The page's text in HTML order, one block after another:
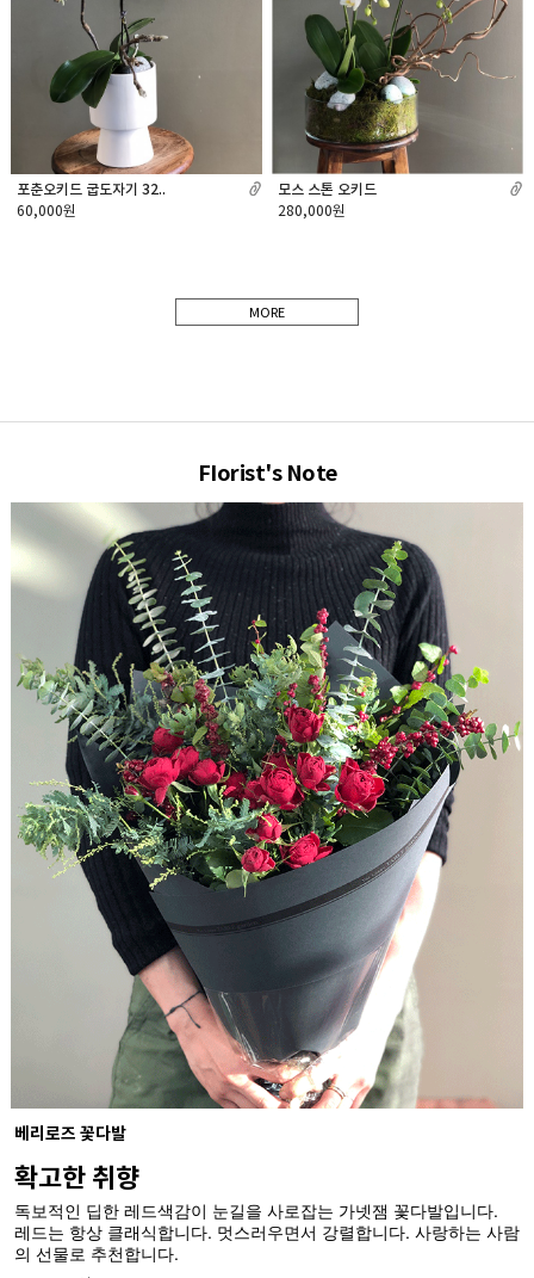
포춘오키드 굽도자기 32..
60,000원
모스 스톤 오키드
280,000원
MORE
FIorist's Note
베리로즈 꽃다발
확고한 취향
독보적인 딥한 레드색감이 눈길을 사로잡는 가넷잼 꽃다발입니다.
레드는 항상 클래식합니다. 멋스러우면서 강렬합니다. 사랑하는 사람
의 선물로 추천합니다.